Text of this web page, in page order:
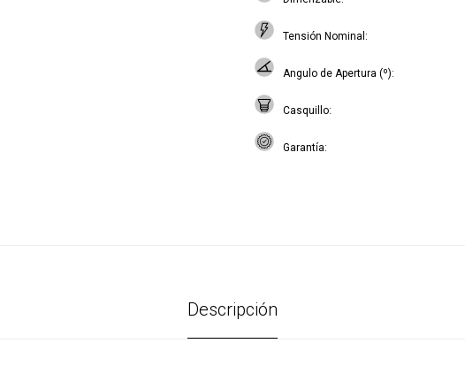
Tensión Nominal
Angulo de Apertura (º)
Casquillo
Garantía
Descripción